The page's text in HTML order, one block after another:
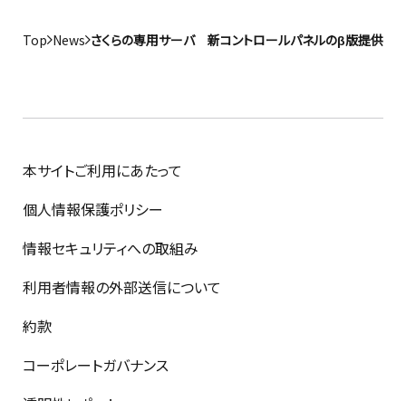
Top News さくらの専用サーバ 新コントロールパネルのβ版提供開
本サイトご利用にあたって
個人情報保護ポリシー
情報セキュリティへの取組み
利用者情報の外部送信について
約款
コーポレートガバナンス